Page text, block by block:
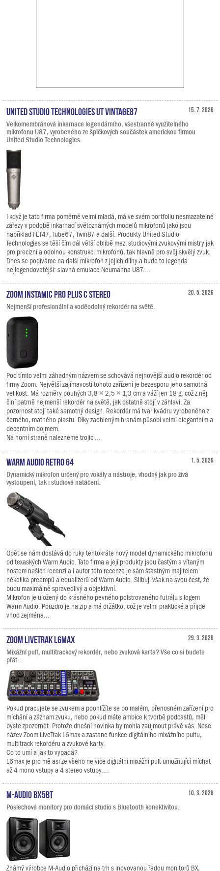
15. 7. 2026
United Studio Technologies UT Vintage87
Velkomembránová inkarnace legendárního, všestranně využitelného
mikrofonu U87, vyrobeného ze špičkových součástek americkou firmou
United Studio Technologies.
I když je tato firma poměrně velmi mladá, má ve svém portfoliu nesmazatelné
zářezy v podobě inkarnací světoznámých modelů mikrofonů jako jsou
například FET47, Tube67, Twin87 a další. Produkty United Studio
Technologies se těší čím dál větší oblibě mezi studiovými zvukovými mistry jak
pro precizní a odolnou konstrukci mikrofonů, tak hlavně pro svůj skvělý zvuk.
Dnes se podíváme na další mikrofon z jejich dílny a bude to legenda
nejlegendovatější: slavná emulace Neumanna U87....
20. 5. 2026
Zoom Instamic Pro Plus C Stereo
Nejmenší profesionální a voděodolný rekordér na světě.
Pod tímto velmi záhadným názvem se schovává nejnovější audio rekordér od
firmy Zoom. Největší zajímavostí tohoto zařízení je bezesporu jeho samotná
velikost. Má rozměry pouhých 3,8 × 2,5 × 1,3 cm a váží jen 18 g, což z něj
činí patrně nejmenší rekordér na světě, jak ostatně stojí v záhlaví. Za
pozornost stojí také samotný design. Rekordér má tvar kvádru vyrobeného z
černého, matného plastu. Díky zaobleným hranám působí velmi elegantním a
decentním dojmem.
Na horní straně nalezneme trojici...
1. 5. 2026
Warm Audio Retro 64
Dynamický mikrofon určený pro vokály a nástroje, vhodný jak pro živá
vystoupení, tak i studiové natáčení.
Opět se nám dostává do ruky tentokráte nový model dynamického mikrofonu
od texaských Warm Audio. Tato firma a její produkty jsou častým a vítaným
hostem našich recenzí a i autor této recenze je sám šťastným majitelem
několika preampů a equalizerů od Warm Audio. Slibuji však na svou čest, že
budu maximálně spravedlivý a objektivní.
Mikrofon je uložený do krásného pevného polstrovaného futrálu s logem
Warm Audio. Pouzdro je na zip a má držátko, což je velmi praktické a přijde
vhod zejména...
29. 3. 2026
Zoom LiveTrak L6max
Mixážní pult, multitrackový rekordér, nebo zvuková karta? Vše co si budete
přát...
Pokud pracujete se zvukem a poohlížíte se po malém, přenosném zařízení pro
míchání a záznam zvuku, nebo pokud máte ambice k tvorbě podcastů, měli
byste zpozornět. Protože dnešní novinka by mohla zaujmout právě vás. Nese
název Zoom LiveTrak L6max a zastane funkce digitálního mixážního pultu,
multitrack rekordéru a zvukové karty.
Co to umí a jak to vypadá?
L6max je pro mě asi ze všeho nejvíce digitální mixážní pult umožňující míchat
až 4 mono vstupy a 4 stereo vstupy....
10. 3. 2026
M-Audio BX5BT
Poslechové monitory pro domácí studio s Bluetooth konektivitou.
Známý výrobce M-Audio přichází na trh s inovovanou řadou monitorů BX,